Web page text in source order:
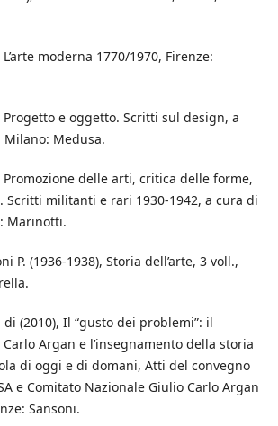
moderna 1770/1970, Firenze:
Progetto e oggetto. Scritti sul design, a
Milano: Medusa.
Promozione delle arti, critica delle forme,
Scritti militanti e rari 1930-1942, a cura di
Marinotti.
P. (1936-1938), Storia dell’arte, 3 voll.,
(2010), Il “gusto dei problemi”: il
Argan e l’insegnamento della storia
di oggi e di domani, Atti del convegno
e Comitato Nazionale Giulio Carlo Argan
Sansoni.